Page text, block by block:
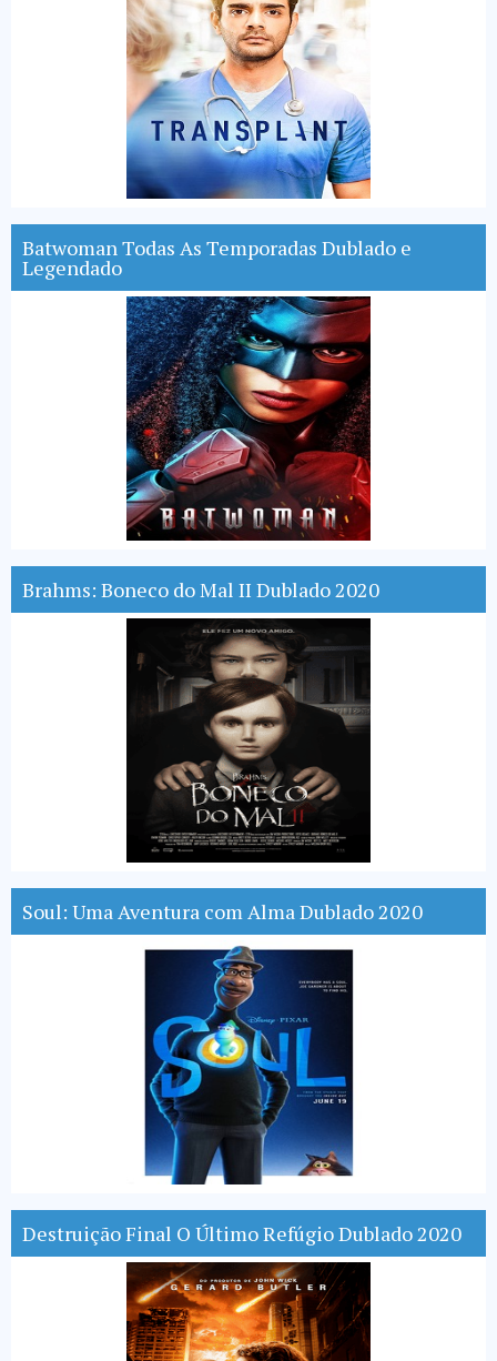
Batwoman Todas As Temporadas Dublado e
Legendado
Brahms: Boneco do Mal II Dublado 2020
Soul: Uma Aventura com Alma Dublado 2020
Destruição Final O Último Refúgio Dublado 2020